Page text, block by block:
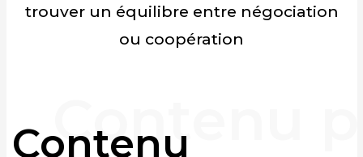
trouver un équilibre entre négociation
ou coopération
Contenu